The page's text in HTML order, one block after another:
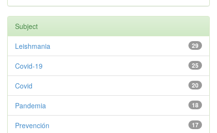
Subject
29
Leishmania
25
Covid-19
20
Covid
18
Pandemia
17
Prevención